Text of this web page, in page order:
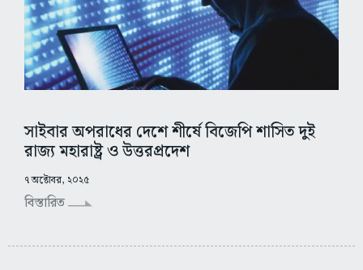
সাইবার অপরাধের দেশে শীর্ষে বিজেপি শাসিত দুই
রাজ্য মহারাষ্ট্র ও উত্তরপ্রদেশ
৭ অক্টোবর, ২০২৫
বিস্তারিত